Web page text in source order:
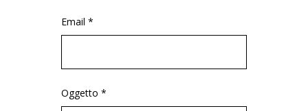
Email *
Oggetto *